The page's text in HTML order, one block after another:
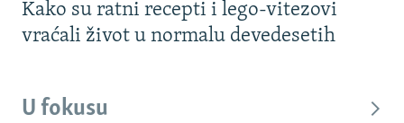
Kako su ratni recepti i lego-vitezovi
vraćali život u normalu devedesetih
U fokusu